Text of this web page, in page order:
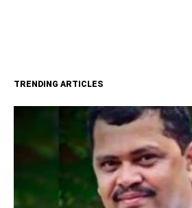
TRENDING ARTICLES